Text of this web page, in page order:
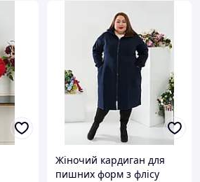
Жіночий кардиган для
пишних форм з флісу